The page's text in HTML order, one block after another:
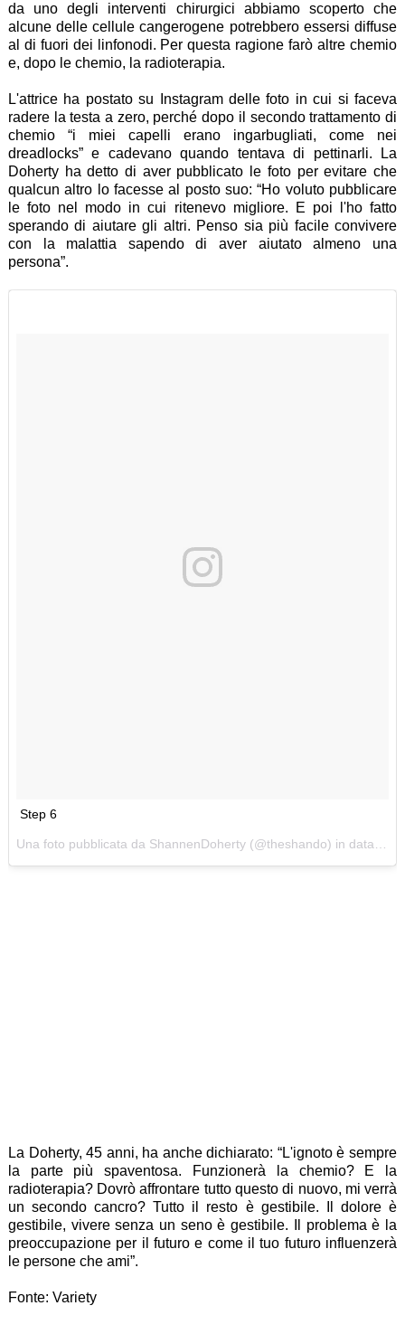
da uno degli interventi chirurgici abbiamo scoperto che
alcune delle cellule cangerogene potrebbero essersi diffuse
al di fuori dei linfonodi. Per questa ragione farò altre chemio
e, dopo le chemio, la radioterapia.
L'attrice ha postato su Instagram delle foto in cui si faceva
radere la testa a zero, perché dopo il secondo trattamento di
chemio “i miei capelli erano ingarbugliati, come nei
dreadlocks” e cadevano quando tentava di pettinarli. La
Doherty ha detto di aver pubblicato le foto per evitare che
qualcun altro lo facesse al posto suo: “Ho voluto pubblicare
le foto nel modo in cui ritenevo migliore. E poi l'ho fatto
sperando di aiutare gli altri. Penso sia più facile convivere
con la malattia sapendo di aver aiutato almeno una
persona”.
La Doherty, 45 anni, ha anche dichiarato: “L'ignoto è sempre
la parte più spaventosa. Funzionerà la chemio? E la
radioterapia? Dovrò affrontare tutto questo di nuovo, mi verrà
un secondo cancro? Tutto il resto è gestibile. Il dolore è
gestibile, vivere senza un seno è gestibile. Il problema è la
preoccupazione per il futuro e come il tuo futuro influenzerà
le persone che ami”.
Fonte: Variety